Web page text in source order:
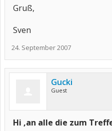
Gruß,
Sven
24. September 2007
Gucki
Guest
Hi ,an alle die zum